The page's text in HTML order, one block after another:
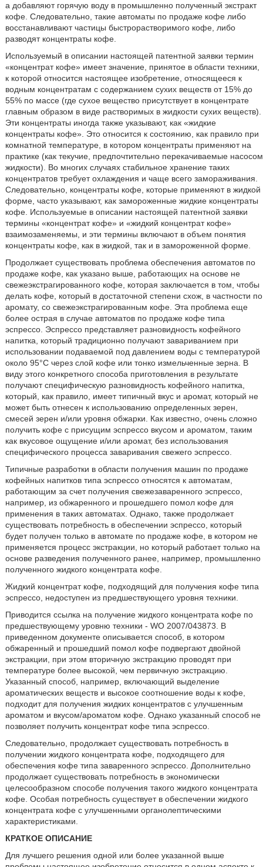
а добавляют горячую воду в промышленно полученный экстракт
кофе. Следовательно, такие автоматы по продаже кофе либо
восстанавливают частицы быстрорастворимого кофе, либо
разводят концентраты кофе.
Используемый в описании настоящей патентной заявки термин
«концентрат кофе» имеет значение, принятое в области техники,
к которой относится настоящее изобретение, относящееся к
водным концентратам с содержанием сухих веществ от 15% до
55% по массе (где сухое вещество присутствует в концентрате
главным образом в виде растворимых в жидкости сухих веществ).
Эти концентраты иногда также указывают, как «жидкие
концентраты кофе». Это относится к состоянию, как правило при
комнатной температуре, в котором концентраты применяют на
практике (как текучие, предпочтительно перекачиваемые насосом
жидкости). Во многих случаях стабильное хранение таких
концентратов требует охлаждения и чаще всего замораживания.
Следовательно, концентраты кофе, которые применяют в жидкой
форме, часто указывают, как замороженные жидкие концентраты
кофе. Используемые в описании настоящей патентной заявки
термины «концентрат кофе» и «жидкий концентрат кофе»
взаимозаменяемы, и эти термины включают в объем понятия
концентраты кофе, как в жидкой, так и в замороженной форме.
Продолжает существовать проблема обеспечения автоматов по
продаже кофе, как указано выше, работающих на основе не
свежеэкстрагированного кофе, которая заключается в том, чтобы
делать кофе, который в достаточной степени схож, в частности по
аромату, со свежеэкстрагированным кофе. Эта проблема еще
более острая в случае автоматов по продаже кофе типа
эспрессо. Эспрессо представляет разновидность кофейного
напитка, который традиционно получают завариванием при
использовании подаваемой под давлением воды с температурой
около 95°C через слой кофе или тонко измельченные зерна. В
виду этого конкретного способа приготовления в результате
получают специфическую разновидность кофейного напитка,
который, как правило, имеет типичный вкус и аромат, который не
может быть отнесен к использованию определенных зерен,
смесей зерен и/или уровня обжарки. Как известно, очень сложно
получить кофе с присущим эспрессо вкусом и ароматом, таким
как вкусовое ощущение и/или аромат, без использования
специфического процесса заваривания свежего эспрессо.
Типичные разработки в области получения машин по продаже
кофейных напитков типа эспрессо относятся к автоматам,
работающим за счет получения свежезаваренного эспрессо,
например, из обжаренного и прошедшего помол кофе для
применения в таких автоматах. Однако, также продолжает
существовать потребность в обеспечении эспрессо, который
будет получен только в автомате по продаже кофе, в котором не
применяется процесс экстракции, но который работает только на
основе разведения полученного ранее, например, промышленно
полученного жидкого концентрата кофе.
Жидкий концентрат кофе, подходящий для получения кофе типа
эспрессо, недоступен из предшествующего уровня техники.
Приводится ссылка на получение жидкого концентрата кофе по
предшествующему уровню техники - WO 2007/043873. В
приведенном документе описывается способ, в котором
обжаренный и прошедший помол кофе подвергают двойной
экстракции, при этом вторичную экстракцию проводят при
температуре более высокой, чем первичную экстракцию.
Указанный способ, например, включающий выделение
ароматических веществ и высокое соотношение воды к кофе,
подходит для получения жидких концентратов с улучшенным
ароматом и вкусом/ароматом кофе. Однако указанный способ не
позволяет получить концентрат кофе типа эспрессо.
Следовательно, продолжает существовать потребность в
получении жидкого концентрата кофе, подходящего для
обеспечения кофе типа заваренного эспрессо. Дополнительно
продолжает существовать потребность в экономически
целесообразном способе получения такого жидкого концентрата
кофе. Особая потребность существует в обеспечении жидкого
концентрата кофе с улучшенными органолептическими
характеристиками.
КРАТКОЕ ОПИСАНИЕ
Для лучшего решения одной или более указанной выше